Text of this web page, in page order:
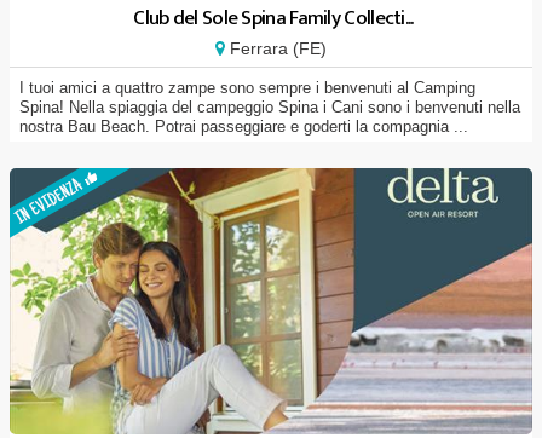
Club del Sole Spina Family Collecti...
Ferrara (FE)
I tuoi amici a quattro zampe sono sempre i benvenuti al Camping
Spina! Nella spiaggia del campeggio Spina i Cani sono i benvenuti nella
nostra Bau Beach. Potrai passeggiare e goderti la compagnia ...